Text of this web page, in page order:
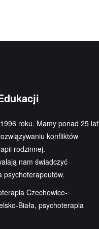
roku. Mamy ponad 25 lat
konfliktów
rodzinnej.
nam świadczyć
psychoterapeutów.
Czechowice-
Biała, psychoterapia